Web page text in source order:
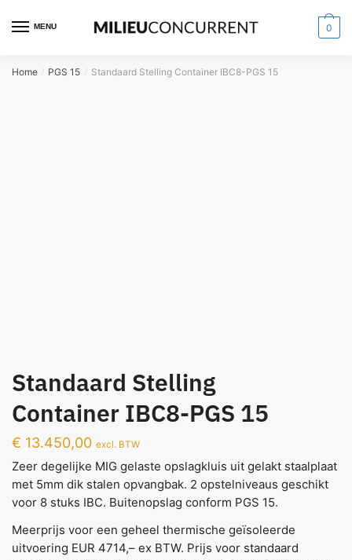
MENU 0
Home / PGS 15 / Standaard Stelling Container IBC8-PGS 15
Standaard Stelling
Container IBC8-PGS 15
€ 13.450,00 excl. BTW
Zeer degelijke MIG gelaste opslagkluis uit gelakt staalplaat
met 5mm dik stalen opvangbak. 2 opstelniveaus geschikt
voor 8 stuks IBC. Buitenopslag conform PGS 15.
Meerprijs voor een geheel thermische geïsoleerde
uitvoering EUR 4714,– ex BTW. Prijs voor standaard